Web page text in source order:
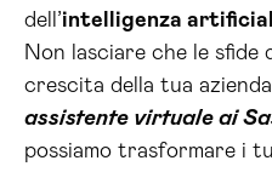
dell’intelligenza
Non lasciare che le sfide
crescita della tua
assistente virtuale ai
possiamo trasformare i